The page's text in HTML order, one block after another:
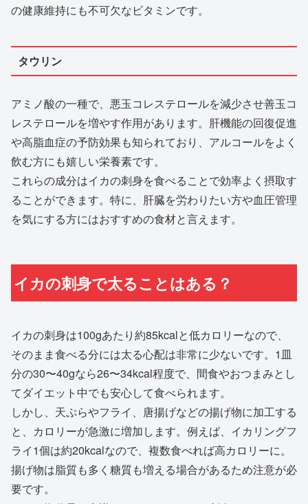
の健康維持にも不可欠なビタミンです。
タウリン
アミノ酸の一種で、悪玉コレステロールを減少させ善玉コ
レステロールを増やす作用があります。肝機能の回復促進
や高脂血症の予防効果も知られており、アルコールをよく
飲む方にも嬉しい栄養素です。
これらの成分はイカの刺身を食べることで効率よく摂取す
ることができます。特に、肝臓を労わりたい方や血圧管理
を気にする方にはおすすめの食材と言えます。
イカの刺身で太ることはある？
イカの刺身は100gあたり約85kcalと低カロリーなので、
そのまま食べる分には太る心配は非常に少ないです。1皿
分の30〜40gなら26〜34kcal程度で、間食やおつまみとし
てダイエット中でも安心して食べられます。
しかし、天ぷらやフライ、唐揚げなどの揚げ物に加工する
と、カロリーが急激に増加します。例えば、イカリングフ
ライ1個は約20kcalなので、複数食べれば高カロリーに。
揚げ物は脂質も多く糖質も増える場合があるため注意が必
要です。